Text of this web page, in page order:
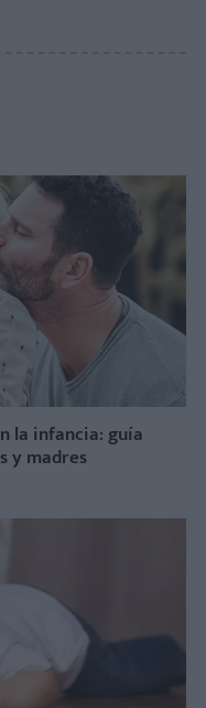
la infancia: guía
y madres